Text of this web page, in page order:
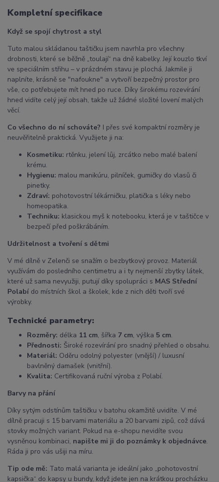
Kompletní specifikace
Když se spojí chytrost a styl
Tuto malou skládanou taštičku jsem navrhla pro všechny
drobnosti, které se běžně „toulají“ na dně kabelky. Její kouzlo tkví
ve speciálním střihu – v prázdném stavu je plochá. Jakmile ji
naplníte, krásně se "nafoukne" a vytvoří bezpečný prostor pro
vše, co potřebujete mít hned po ruce. Díky širokému rozevírání
hned vidíte celý její obsah, takže už žádné složité lovení malých
věcí.
Co všechno do ní schováte? I přes své kompaktní rozměry je
neuvěřitelně praktická. Využijete ji na:
Kosmetiku: rtěnku, jelení lůj, zrcátko nebo malé balení
krému.
Hygienu: malou manikúru, pilníček, gumičky do vlasů či
pinetky.
Zdraví: pohotovostní lékárničku, platička s léky nebo
homeopatika.
Techniku: klasickou myš k notebooku, která je v taštičce v
bezpečí před poškrábáním.
Udržitelnost a tvoření s dětmi
V mé dílně v Zelenči se snažím o bezbytkový provoz. Materiál
využívám do posledního centimetru a i ty nejmenší zbytky látek,
které už sama nevyužiji, putují díky spolupráci s MAS Střední
Polabí do místních škol a školek, kde z nich děti tvoří své
výrobky.
Technické parametry:
Rozměry: délka 11 cm, šířka 7 cm, výška 5 cm.
Přednosti: Široké rozevírání pro snadný přehled o obsahu.
Materiál: Oděru odolný polyester (vnější) / luxusní
bavlněný damašek (vnitřní).
Kvalita: Certifikovaná ruční výroba z Polabí.
Barvy na přání
Díky sytým odstínům taštičku v batohu okamžitě uvidíte. V mé
dílně pracuji s 15 barvami materiálu a 20 barvami zipů, což dává
stovky možných variant. Pokud na e-shopu nevidíte svou
vysněnou kombinaci, napište mi ji do poznámky k objednávce.
Ráda ji pro vás ušiji na míru.
Tip ode mě: Tato malá varianta je ideální jako „pohotovostní
kapsička“ do kapsy u bundy, když jdete jen na krátkou procházku